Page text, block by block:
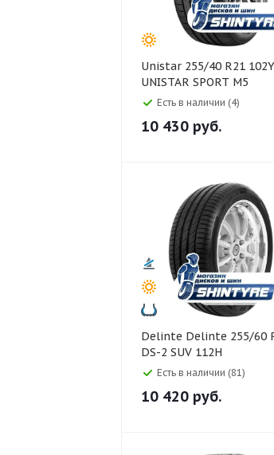
Unistar 255/40 R21 102Y XL
UNISTAR SPORT M5
Есть в наличии (4)
10 430 руб.
Delinte Delinte 255/60 R18
DS-2 SUV 112H
Есть в наличии (81)
10 420 руб.